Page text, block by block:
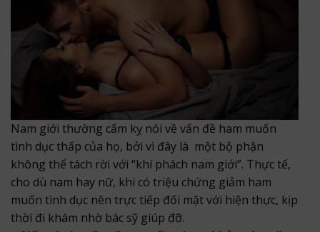
Nam giới thường cấm kỵ nói về vấn đề ham muốn
tình dục thấp của họ, bởi vì đây là một bộ phận
không thể tách rời với “khí phách nam giới”. Thực tế,
cho dù nam hay nữ, khi có triệu chứng giảm ham
muốn tình dục nên trực tiếp đối mặt với hiện thực, kịp
thời đi khám nhờ bác sỹ giúp đỡ.